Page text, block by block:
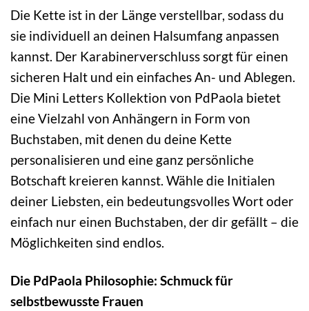
Die Kette ist in der Länge verstellbar, sodass du
sie individuell an deinen Halsumfang anpassen
kannst. Der Karabinerverschluss sorgt für einen
sicheren Halt und ein einfaches An- und Ablegen.
Die Mini Letters Kollektion von PdPaola bietet
eine Vielzahl von Anhängern in Form von
Buchstaben, mit denen du deine Kette
personalisieren und eine ganz persönliche
Botschaft kreieren kannst. Wähle die Initialen
deiner Liebsten, ein bedeutungsvolles Wort oder
einfach nur einen Buchstaben, der dir gefällt – die
Möglichkeiten sind endlos.
Die PdPaola Philosophie: Schmuck für
selbstbewusste Frauen